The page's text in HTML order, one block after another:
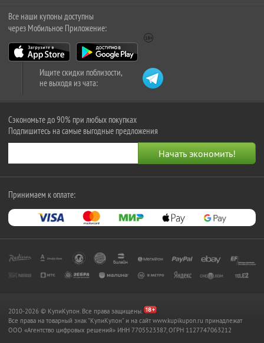
Все наши купоны доступны
через Мобильное Приложение:
Ищите скидки поблизости,
не выходя из чата:
Сэкономьте до 90% при любых покупках
Подпишитесь на самые выгодные предложения
Принимаем к оплате:
2010-2026 © КупиКупон. Все права защищены.
Все права на товарный знак "КупиКупон" и на сайт www.kupikupon.ru принадлежат
OOO «Агентство цифровых решений» ИНН 7705523387, ОГРН 1127747063212